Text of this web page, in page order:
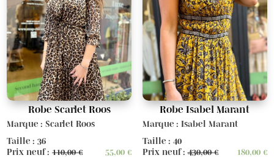
Robe Scarlet Roos
Marque : Scarlet Roos
Taille : 36
Prix neuf :110,00€ 55,00€
Robe Isabel Marant
Marque : Isabel Marant
Taille : 40
Prix neuf :430,00€ 180,00 €